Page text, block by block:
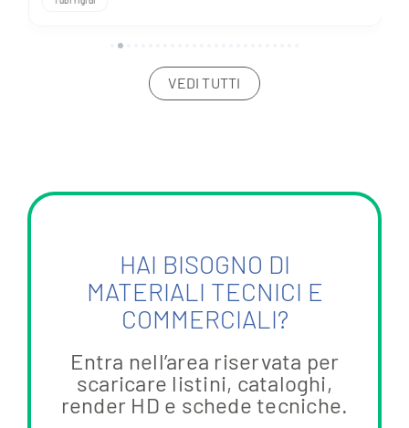
VEDI TUTTI
HAI BISOGNO DI
MATERIALI TECNICI E
COMMERCIALI?
Entra nell’area riservata per
scaricare listini, cataloghi,
render HD e schede tecniche.